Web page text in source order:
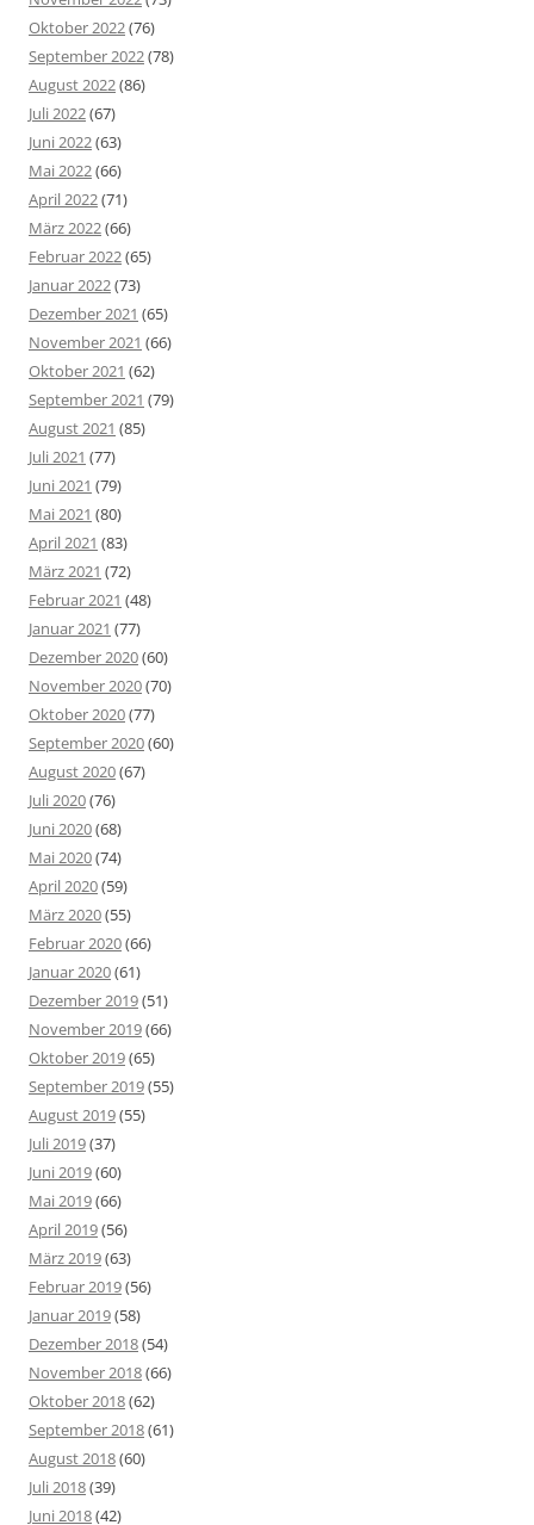
Oktober 2022(76)
September 2022(78)
August 2022(86)
Juli 2022(67)
Juni 2022(63)
Mai 2022(66)
April 2022(71)
März 2022(66)
Februar 2022(65)
Januar 2022(73)
Dezember 2021 (65)
November 2021 (66)
Oktober 2021 (62)
September 2021 (79)
August 2021 (85)
Juli 2021 (77)
Juni 2021 (79)
Mai 2021 (80)
April 2021 (83)
März 2021 (72)
Februar 2021 (48)
Januar 2021 (77)
Dezember 2020(60)
November 2020(70)
Oktober 2020(77)
September 2020(60)
August 2020(67)
Juli 2020(76)
Juni 2020(68)
Mai 2020(74)
April 2020(59)
März 2020(55)
Februar 2020(66)
Januar 2020(61)
Dezember 2019(51)
November 2019(66)
Oktober 2019(65)
September 2019(55)
August 2019(55)
Juli 2019(37)
Juni 2019(60)
Mai 2019(66)
April 2019(56)
März 2019(63)
Februar 2019(56)
Januar 2019(58)
Dezember 2018(54)
November 2018(66)
Oktober 2018(62)
September 2018(61)
August 2018(60)
Juli 2018(39)
Juni 2018(42)